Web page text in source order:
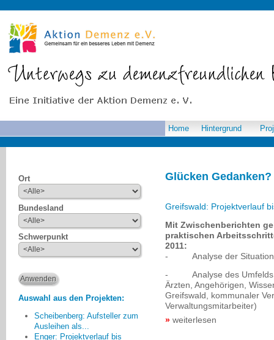
Glücken
Greifswald: Projektverlauf
Mit Zwischenberichten
praktischen
2011:
- Analyse der Situation
- Analyse des Umfelds
Ärzten, Angehörigen,
Greifswald, kommunaler
Verwaltungsmitarbeiter)
weiterlesen
Home Hintergrund
Ort
Bundesland
Schwerpunkt
Auswahl aus den Projekten:
Scheibenberg: Aufsteller zum
Ausleihen als...
Enger: Projektverlauf bis